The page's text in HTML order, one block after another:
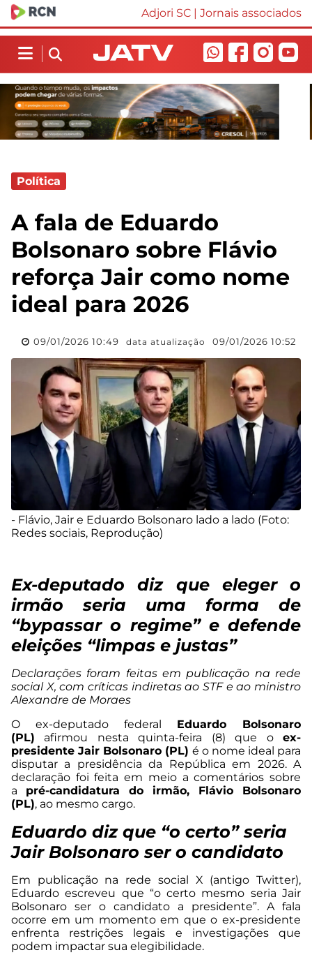
Adjori SC | Jornais associados
Política
A fala de Eduardo
Bolsonaro sobre Flávio
reforça Jair como nome
ideal para 2026
09/01/2026 10:49 data atualização 09/01/2026 10:52
- Flávio, Jair e Eduardo Bolsonaro lado a lado (Foto:
Redes sociais, Reprodução)
Ex-deputado diz que eleger o
irmão seria uma forma de
“bypassar o regime” e defende
eleições “limpas e justas”
Declarações foram feitas em publicação na rede
social X, com críticas indiretas ao STF e ao ministro
Alexandre de Moraes
O ex-deputado federal Eduardo Bolsonaro
(PL) afirmou nesta quinta-feira (8) que o ex-
presidente Jair Bolsonaro (PL) é o nome ideal para
disputar a presidência da República em 2026. A
declaração foi feita em meio a comentários sobre
a pré-candidatura do irmão, Flávio Bolsonaro
(PL), ao mesmo cargo.
Eduardo diz que “o certo” seria
Jair Bolsonaro ser o candidato
Em publicação na rede social X (antigo Twitter),
Eduardo escreveu que “o certo mesmo seria Jair
Bolsonaro ser o candidato a presidente”. A fala
ocorre em um momento em que o ex-presidente
enfrenta restrições legais e investigações que
podem impactar sua elegibilidade.